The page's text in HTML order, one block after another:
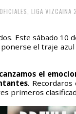
LIGA VIZCAINA
Este sábado
el traje
el
.
primeros